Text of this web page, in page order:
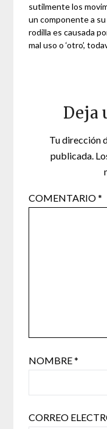
sutilmente los
un componente a
rodilla es causada
mal uso o ‘otro’,
Deja
Tu dirección
publicada.
COMENTARIO*
NOMBRE*
CORREO